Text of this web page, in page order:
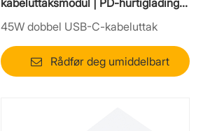
for kontor og møbler
45W dobbel USB-C-kabeluttak
Rådfør deg umiddelbart